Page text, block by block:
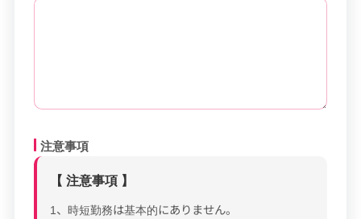
注意事項
【 注意事項 】
1、時短勤務は基本的にありません。